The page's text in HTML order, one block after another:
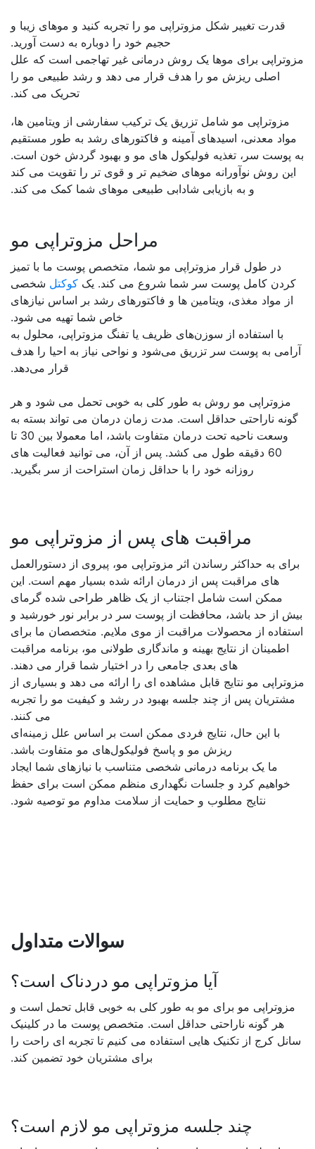
قدرت تغییر شکل مزوتراپی مو را تجربه کنید و موهای زیبا و
حجیم خود را دوباره به دست آورید.
مزوتراپی برای موها یک روش درمانی غیر تهاجمی است که علل
اصلی ریزش مو را هدف قرار می دهد و رشد طبیعی مو را
تحریک می کند.
مزوتراپی مو شامل تزریق یک ترکیب سفارشی از ویتامین ها،
مواد معدنی، اسیدهای آمینه و فاکتورهای رشد به طور مستقیم
به پوست سر، تغذیه فولیکول های مو و بهبود گردش خون است.
این روش نوآورانه موهای ضخیم تر و قوی تر را تقویت می کند
و به بازیابی شادابی طبیعی موهای شما کمک می کند.
مراحل مزوتراپی مو
در طول قرار مزوتراپی مو شما، متخصص پوست ما با تمیز
کردن کامل پوست سر شما شروع می کند. یک کوکتل شخصی
از مواد مغذی، ویتامین ها و فاکتورهای رشد بر اساس نیازهای
خاص شما تهیه می شود.
با استفاده از سوزن‌های ظریف یا تفنگ مزوتراپی، محلول به
آرامی به پوست سر تزریق می‌شود و نواحی نیاز به احیا را هدف
قرار می‌دهد.
مزوتراپی مو روش به طور کلی به خوبی تحمل می شود و هر
گونه ناراحتی حداقل است. مدت زمان درمان می تواند بسته به
وسعت ناحیه تحت درمان متفاوت باشد، اما معمولا بین 30 تا
60 دقیقه طول می کشد. پس از آن، می توانید فعالیت های
روزانه خود را با حداقل زمان استراحت از سر بگیرید.
مراقبت های پس از مزوتراپی مو
برای به حداکثر رساندن اثر مزوتراپی مو، پیروی از دستورالعمل
های مراقبت پس از درمان ارائه شده بسیار مهم است. این
ممکن است شامل اجتناب از یک ظاهر طراحی شده گرمای
بیش از حد باشد، محافظت از پوست سر در برابر نور خورشید و
استفاده از محصولات مراقبت از موی ملایم. متخصصان ما برای
اطمینان از نتایج بهینه و ماندگاری طولانی مو، برنامه مراقبت
های بعدی جامعی را در اختیار شما قرار می دهند.
مزوتراپی مو نتایج قابل مشاهده ای را ارائه می دهد و بسیاری از
مشتریان پس از چند جلسه بهبود در رشد و کیفیت مو را تجربه
می کنند.
با این حال، نتایج فردی ممکن است بر اساس علل زمینه‌ای
ریزش مو و پاسخ فولیکول‌های مو متفاوت باشد.
ما یک برنامه درمانی شخصی متناسب با نیازهای شما ایجاد
خواهیم کرد و جلسات نگهداری منظم ممکن است برای حفظ
نتایج مطلوب و حمایت از سلامت مداوم مو توصیه شود.
سوالات متداول
آیا مزوتراپی مو دردناک است؟
مزوتراپی مو برای مو به طور کلی به خوبی قابل تحمل است و
هر گونه ناراحتی حداقل است. متخصص پوست ما در کلینیک
سانل کرج از تکنیک هایی استفاده می کنیم تا تجربه ای راحت را
برای مشتریان خود تضمین کند.
چند جلسه مزوتراپی مو لازم است؟